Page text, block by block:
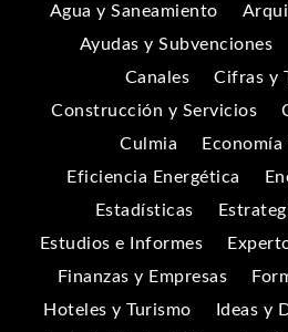
Agua y Saneamiento
Ayudas y Subvenciones
Canales
Cifras y
Construcción y Servicios
Culmia
Eficiencia Energética
Estadísticas
Estudios e Informes
Finanzas y Empresas
Hoteles y Turismo
Ideas y